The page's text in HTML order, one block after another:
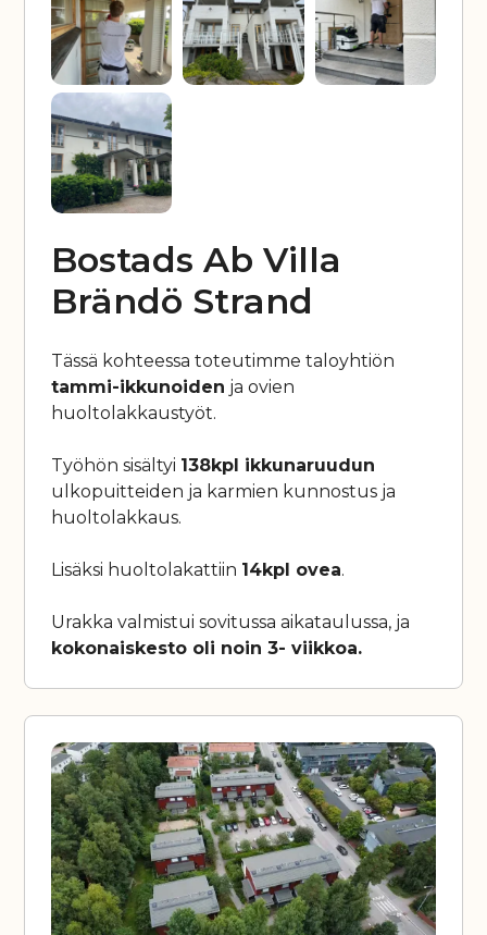
Bostads Ab Villa
Brändö Strand
Tässä kohteessa toteutimme taloyhtiön
tammi-ikkunoiden ja ovien
huoltolakkaustyöt.
Työhön sisältyi 138kpl ikkunaruudun
ulkopuitteiden ja karmien kunnostus ja
huoltolakkaus.
Lisäksi huoltolakattiin 14kpl ovea.
Urakka valmistui sovitussa aikataulussa, ja
kokonaiskesto oli noin 3- viikkoa.